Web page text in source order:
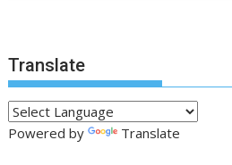
Translate
Powered by Translate